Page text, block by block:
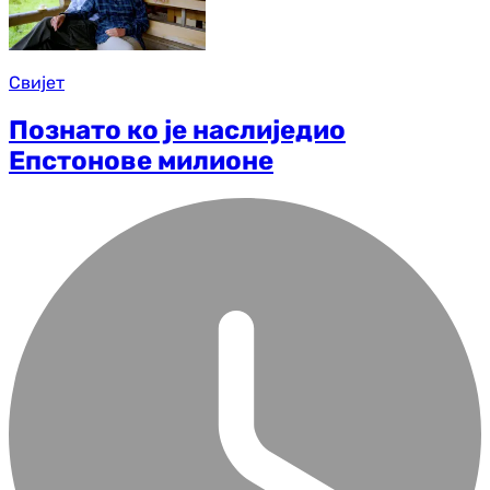
Свијет
Познато ко је наслиједио
Епстонове милионе